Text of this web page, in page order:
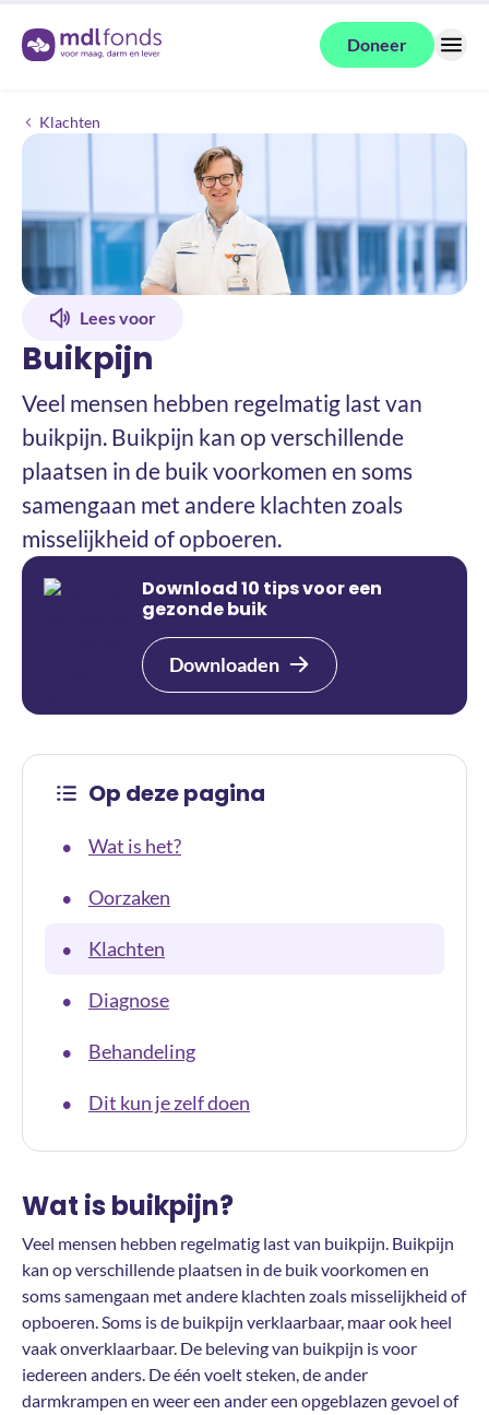
Terug naar de homepage Doneer
Klachten
Buikpijn
Lees voor
Buikpijn
Veel mensen hebben regelmatig last van
buikpijn. Buikpijn kan op verschillende
plaatsen in de buik voorkomen en soms
samengaan met andere klachten zoals
misselijkheid of opboeren.
Download 10 tips voor een
gezonde buik
Downloaden
Op deze pagina
• Wat is het?
• Oorzaken
• Klachten
• Diagnose
• Behandeling
• Dit kun je zelf doen
Wat is buikpijn?
Veel mensen hebben regelmatig last van buikpijn. Buikpijn
kan op verschillende plaatsen in de buik voorkomen en
soms samengaan met andere klachten zoals misselijkheid of
opboeren. Soms is de buikpijn verklaarbaar, maar ook heel
vaak onverklaarbaar. De beleving van buikpijn is voor
iedereen anders. De één voelt steken, de ander
darmkrampen en weer een ander een opgeblazen gevoel of